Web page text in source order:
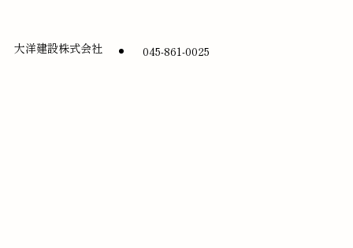
大洋建設株式会社 045-861-0025